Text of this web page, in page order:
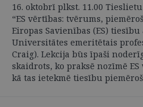
16. oktobrī plkst. 11.00
“ES vērtības: tvērums,
Eiropas Savienības (ES)
Universitātes emeritētais
Craig). Lekcija būs īpaši
skaidrots, ko praksē nozīmē
kā tas ietekmē tiesību